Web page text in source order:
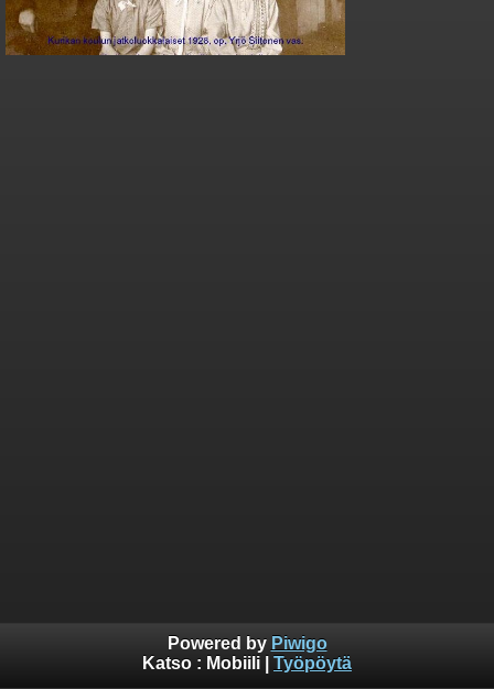
Powered by Piwigo
Katso : Mobiili Työpöytä